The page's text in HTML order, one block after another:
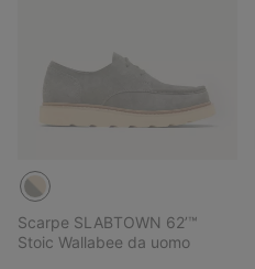
Scarpe SLABTOWN 62’™
Stoic Wallabee da uomo